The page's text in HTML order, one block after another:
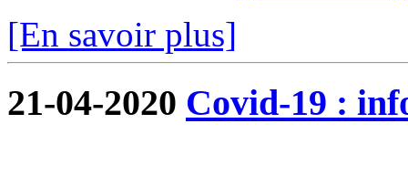
[En savoir plus]
21-04-2020 Covid-19 :